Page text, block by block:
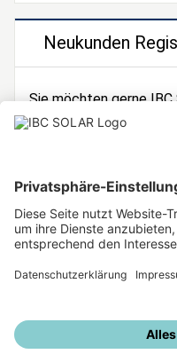
Neukunden
Sie möchten gerne IBC
Dann registrieren Sie
Unsere weiteren
IBC SOLAR Webseite